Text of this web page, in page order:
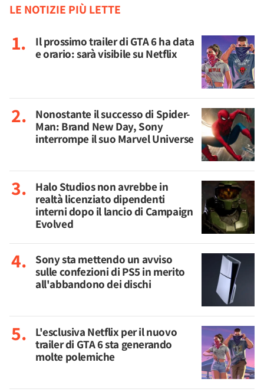
LE NOTIZIE PIÙ LETTE
Il prossimo trailer di GTA 6 ha data
e orario: sarà visibile su Netflix
Nonostante il successo di Spider-
Man: Brand New Day, Sony
interrompe il suo Marvel Universe
Halo Studios non avrebbe in
realtà licenziato dipendenti
interni dopo il lancio di Campaign
Evolved
Sony sta mettendo un avviso
sulle confezioni di PS5 in merito
all'abbandono dei dischi
L'esclusiva Netflix per il nuovo
trailer di GTA 6 sta generando
molte polemiche